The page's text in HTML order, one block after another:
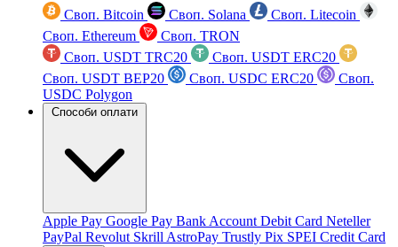
Своп. Bitcoin Своп. Solana
Своп. Litecoin
Своп. Ethereum
Своп. TRON
Своп. USDT TRC20
Своп. USDT ERC20
Своп. USDT BEP20
Своп. USDC ERC20
Своп.
USDC Polygon
Способи оплати
Apple Pay Google Pay Bank Account Debit Card Neteller
PayPal Revolut Skrill AstroPay Trustly Pix SPEI Credit Card